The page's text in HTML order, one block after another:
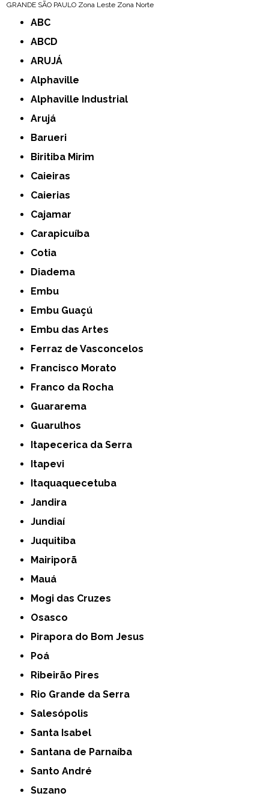
GRANDE SÃO PAULO Zona Leste Zona Norte
ABC
ABCD
ARUJÁ
Alphaville
Alphaville Industrial
Arujá
Barueri
Biritiba Mirim
Caieiras
Caierias
Cajamar
Carapicuíba
Cotia
Diadema
Embu
Embu Guaçú
Embu das Artes
Ferraz de Vasconcelos
Francisco Morato
Franco da Rocha
Guararema
Guarulhos
Itapecerica da Serra
Itapevi
Itaquaquecetuba
Jandira
Jundiaí
Juquitiba
Mairiporã
Mauá
Mogi das Cruzes
Osasco
Pirapora do Bom Jesus
Poá
Ribeirão Pires
Rio Grande da Serra
Salesópolis
Santa Isabel
Santana de Parnaíba
Santo André
Suzano